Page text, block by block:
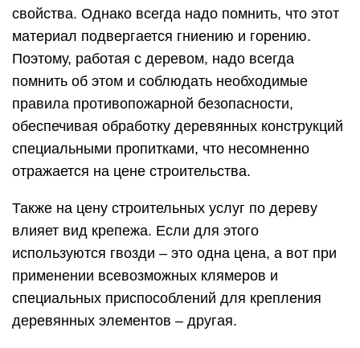
свойства. Однако всегда надо помнить, что этот
материал подвергается гниению и горению.
Поэтому, работая с деревом, надо всегда
помнить об этом и соблюдать необходимые
правила противопожарной безопасности,
обеспечивая обработку деревянных конструкций
специальными пропитками, что несомненно
отражается на цене строительства.
Также на цену строительных услуг по дереву
влияет вид крепежа. Если для этого
используются гвозди – это одна цена, а вот при
применении всевозможных клямеров и
специальных приспособлений для крепления
деревянных элементов – другая.